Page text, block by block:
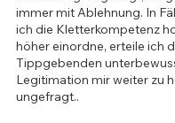
immer mit Ablehnung. In
ich die Kletterkompetenz
höher einordne, erteile ich
Tippgebenden
Legitimation mir weiter zu
ungefragt..